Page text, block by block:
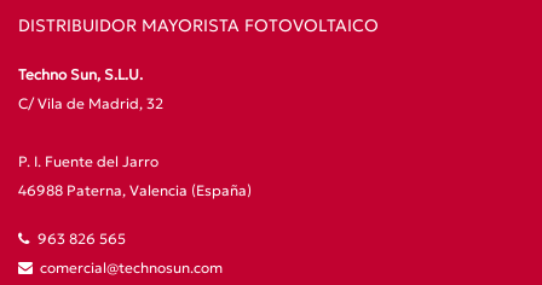
DISTRIBUIDOR MAYORISTA FOTOVOLTAICO
Techno Sun, S.L.U.
C/ Vila de Madrid, 32
P. I. Fuente del Jarro
46988 Paterna, Valencia (España)
963 826 565
comercial@technosun.com